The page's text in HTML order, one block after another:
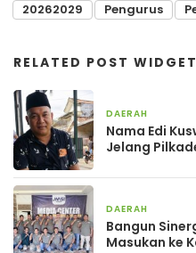
20262029 Pengurus
RELATED POST
DAERAH
Nama Edi
Jelang
DAERAH
Bangun
Masukan ke